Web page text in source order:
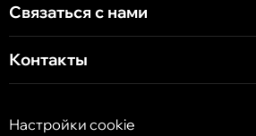
Связаться с нами
Контакты
Настройки cookie